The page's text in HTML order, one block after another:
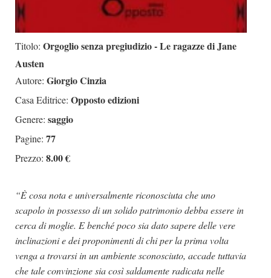
Titolo: Orgoglio senza pregiudizio - Le ragazze di Jane
Austen
Autore: Giorgio Cinzia
Casa Editrice: Opposto edizioni
Genere: saggio
Pagine: 77
Prezzo: 8.00 €
“È cosa nota e universalmente riconosciuta che uno
scapolo in possesso di un solido patrimonio debba essere in
cerca di moglie. E benché poco sia dato sapere delle vere
inclinazioni e dei proponimenti di chi per la prima volta
venga a trovarsi in un ambiente sconosciuto, accade tuttavia
che tale convinzione sia così saldamente radicata nelle